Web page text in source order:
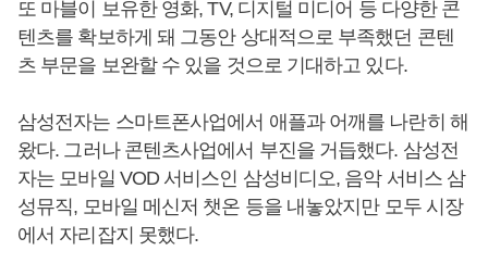
또 마블이 보유한 영화, TV, 디지털 미디어 등 다양한 콘
텐츠를 확보하게 돼 그동안 상대적으로 부족했던 콘텐
츠 부문을 보완할 수 있을 것으로 기대하고 있다.
삼성전자는 스마트폰사업에서 애플과 어깨를 나란히 해
왔다. 그러나 콘텐츠사업에서 부진을 거듭했다. 삼성전
자는 모바일 VOD 서비스인 삼성비디오, 음악 서비스 삼
성뮤직, 모바일 메신저 챗온 등을 내놓았지만 모두 시장
에서 자리잡지 못했다.